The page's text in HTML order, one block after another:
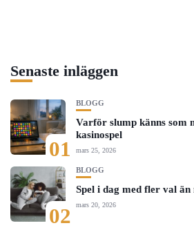
Senaste inläggen
01
BLOGG
Varför slump känns som
kasinospel
mars 25, 2026
02
BLOGG
Spel i dag med fler val än
mars 20, 2026